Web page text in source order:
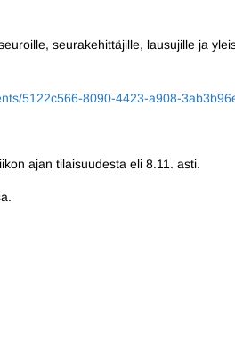
seurakehittäjille, lausujille ja
5122c566-8090-4423-a908-
ajan tilaisuudesta eli 8.11. asti.